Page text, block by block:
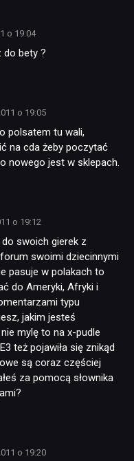
o 19:04
do bety ?
o 19:05
polsatem tu wali,
na cda żeby poczytać
nowego jest w sklepach.
o 19:12
swoich gierek z
swoimi dziecinnymi
pasuje w polakach to
do Ameryki, Afryki i
typu
jakim jesteś
mylę to na x-pudle
też pojawiła się znikąd
są coraz częściej
za pomocą słownika
o 19:20